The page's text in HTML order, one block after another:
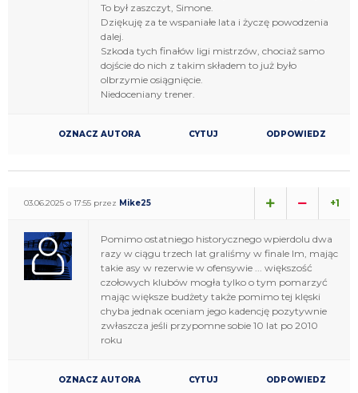
To był zaszczyt, Simone.
Dziękuję za te wspaniałe lata i życzę powodzenia
dalej.
Szkoda tych finałów ligi mistrzów, chociaż samo
dojście do nich z takim składem to już było
olbrzymie osiągnięcie.
Niedoceniany trener.
OZNACZ AUTORA CYTUJ ODPOWIEDZ
03.06.2025 o 17:55 przez Mike25 +1
Pomimo ostatniego historycznego wpierdolu dwa
razy w ciągu trzech lat graliśmy w finale lm, mając
takie asy w rezerwie w ofensywie ... większość
czołowych klubów mogła tylko o tym pomarzyć
mając większe budżety także pomimo tej klęski
chyba jednak oceniam jego kadencję pozytywnie
zwłaszcza jeśli przypomne sobie 10 lat po 2010
roku
OZNACZ AUTORA CYTUJ ODPOWIEDZ